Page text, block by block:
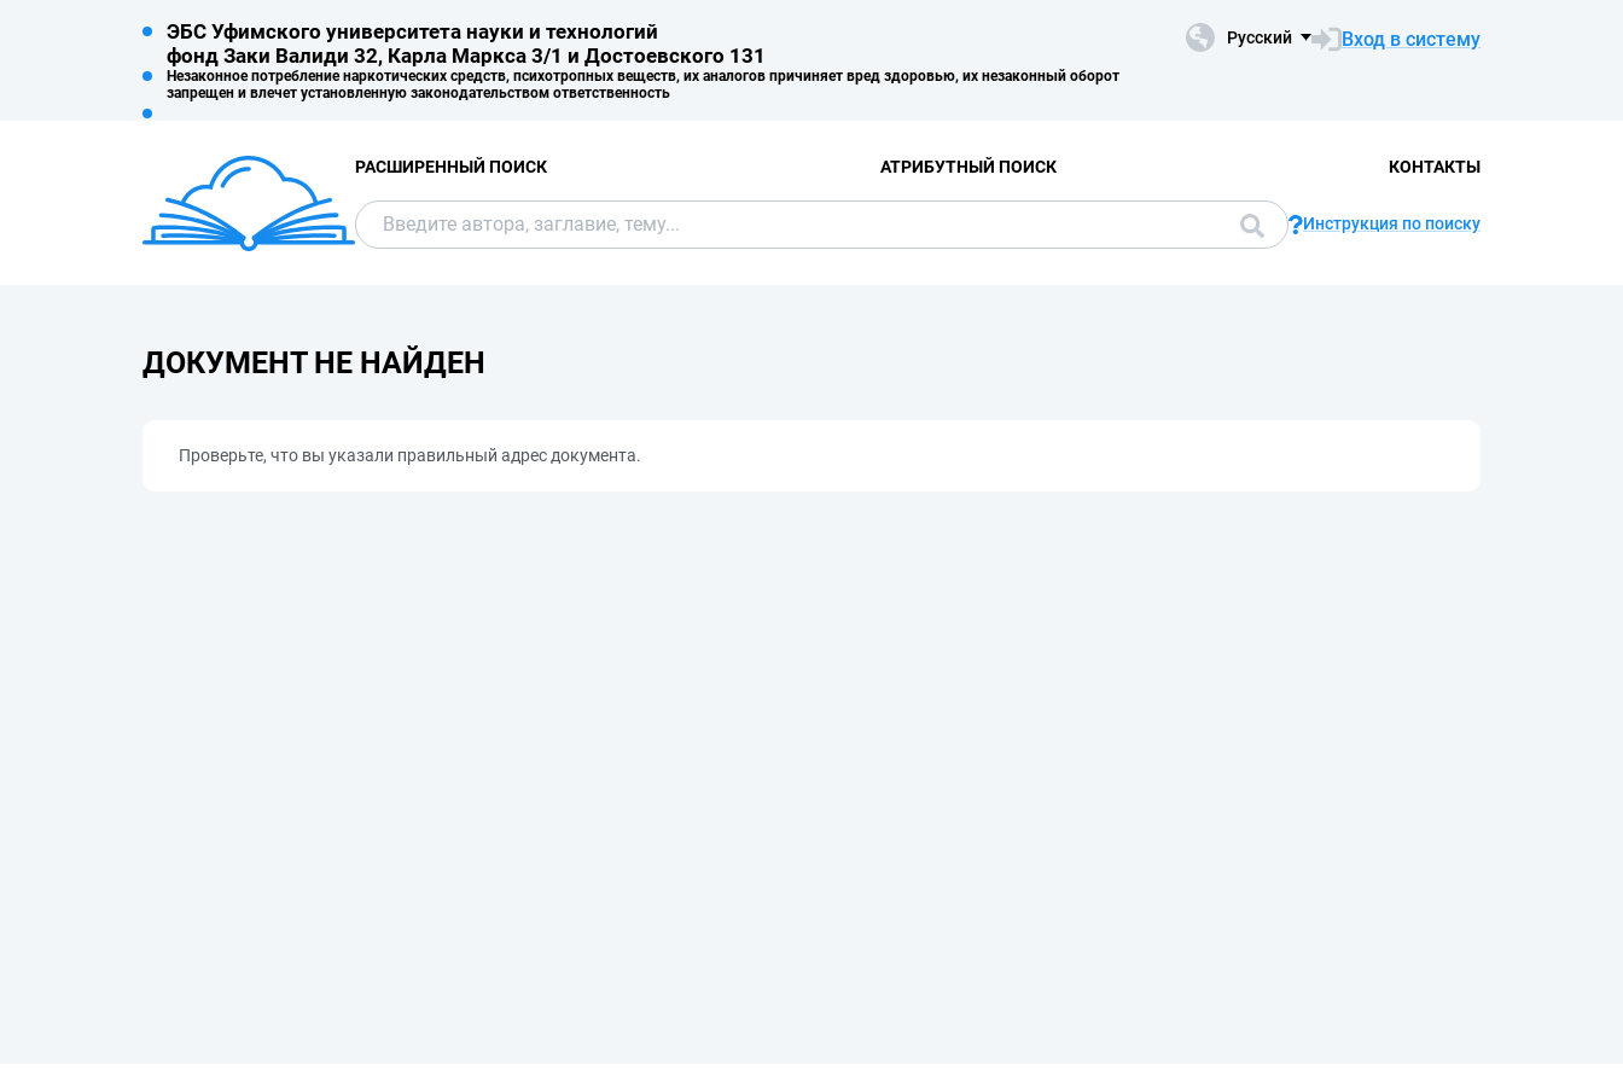
ЭБС Уфимского университета науки и технологий
фонд Заки Валиди 32, Карла Маркса 3/1 и Достоевского 131
Незаконное потребление наркотических средств, психотропных веществ, их аналогов причиняет вред здоровью, их незаконный оборот
запрещен и влечет установленную законодательством ответственность
Русский Вход в систему
РАСШИРЕННЫЙ ПОИСК АТРИБУТНЫЙ ПОИСК КОНТАКТЫ
Инструкция по поиску
ДОКУМЕНТ НЕ НАЙДЕН
Проверьте, что вы указали правильный адрес документа.